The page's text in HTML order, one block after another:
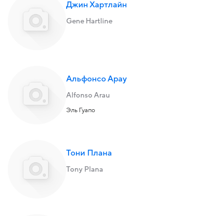
Джин Хартлайн
Gene Hartline
Альфонсо Арау
Alfonso Arau
Эль Гуапо
Тони Плана
Tony Plana